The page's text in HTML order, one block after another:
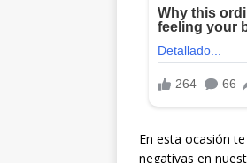
En esta ocasión
negativas en